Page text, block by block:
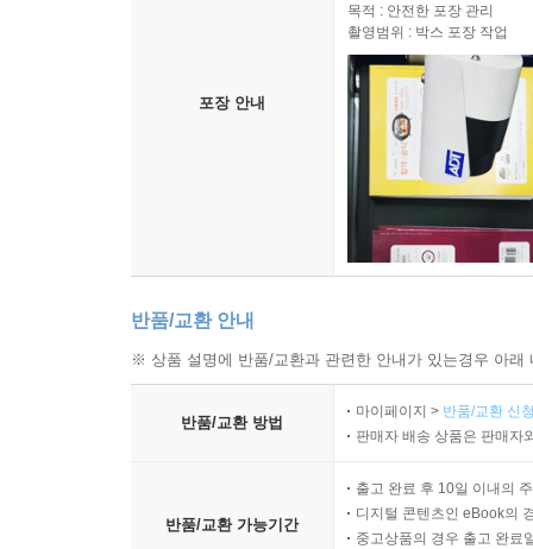
포장 안내
목적 : 안전한 포장 관리
촬영범위 : 박스 포장 작업
반품/교환 안내
※ 상품 설명에 반품/교환과 관련한 안내가 있는경우 아
반품/교환 방법
마이페이지 > 반품/교환 신
판매자 배송 상품은 판매자
반품/교환 가능기간
출고 완료 후 10일 이내의
디지털 콘텐츠인 eBook의
중고상품의 경우 출고 완료